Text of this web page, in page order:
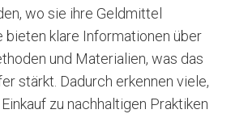
wo sie ihre Geldmittel
bieten klare Informationen über
und Materialien, was das
stärkt. Dadurch erkennen viele,
zu nachhaltigen Praktiken